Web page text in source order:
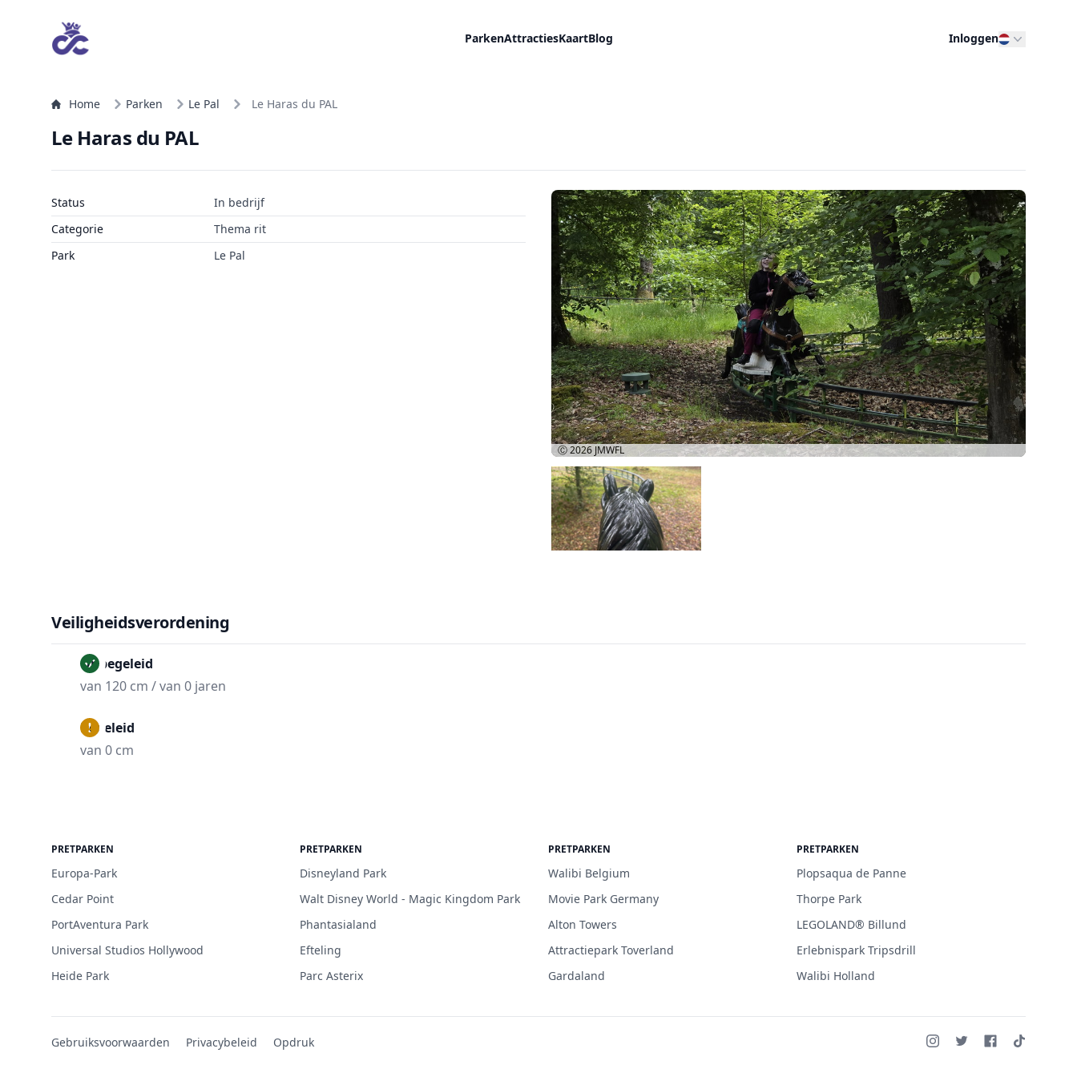
ParkenAttractiesKaartBlog Inloggen
Home Parken Le Pal Le Haras du PAL
Le Haras du PAL
Status
In bedrijf
Categorie
Thema rit
Park
Le Pal
Ⓒ 2026 JMWFL
Veiligheidsverordening
Onbegeleid
van 120 cm / van 0 jaren
Begeleid
van 0 cm
PRETPARKEN
Europa-Park
Cedar Point
PortAventura Park
Universal Studios Hollywood
Heide Park
PRETPARKEN
Disneyland Park
Walt Disney World - Magic Kingdom Park
Phantasialand
Efteling
Parc Asterix
PRETPARKEN
Walibi Belgium
Movie Park Germany
Alton Towers
Attractiepark Toverland
Gardaland
PRETPARKEN
Plopsaqua de Panne
Thorpe Park
LEGOLAND® Billund
Erlebnispark Tripsdrill
Walibi Holland
Gebruiksvoorwaarden Privacybeleid Opdruk